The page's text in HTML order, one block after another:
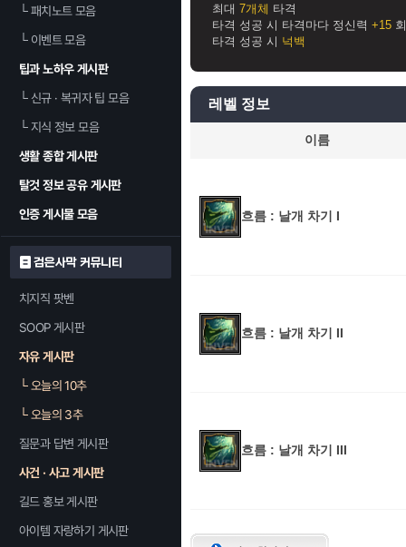
└패치노트 모음
└이벤트 모음
팁과 노하우 게시판
└신규 · 복귀자 팁 모음
└지식 정보 모음
생활 종합 게시판
탈것 정보 공유 게시판
인증 게시물 모음
검은사막 커뮤니티
치지직 팟벤
SOOP 게시판
자유 게시판
└오늘의 10추
└오늘의 3추
질문과 답변 게시판
사건 · 사고 게시판
길드 홍보 게시판
아이템 자랑하기 게시판
최대 7개체 타격
타격 성공 시 타격마다 정신력 +15
타격 성공 시 넉백
레벨 정보
이름
흐름 : 날개 차기 I
흐름 : 날개 차기 II
흐름 : 날개 차기 III